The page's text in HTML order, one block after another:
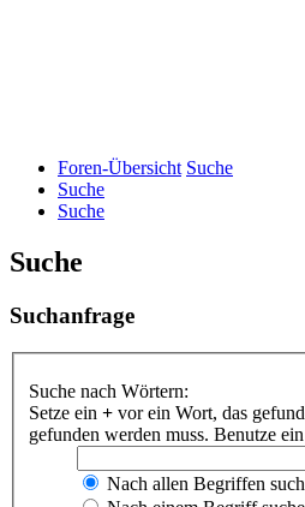
Foren-Übersicht Suche
Suche
Suche
Suche
Suchanfrage
Suche nach Wörtern:
Setze ein + vor ein Wort, das
gefunden werden muss. Benutze
Nach allen Begriffen